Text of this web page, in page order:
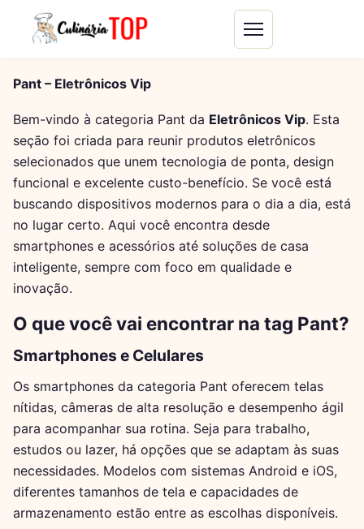
Pant – Eletrônicos Vip
Bem-vindo à categoria Pant da Eletrônicos Vip. Esta
seção foi criada para reunir produtos eletrônicos
selecionados que unem tecnologia de ponta, design
funcional e excelente custo-benefício. Se você está
buscando dispositivos modernos para o dia a dia, está
no lugar certo. Aqui você encontra desde
smartphones e acessórios até soluções de casa
inteligente, sempre com foco em qualidade e
inovação.
O que você vai encontrar na tag Pant?
Smartphones e Celulares
Os smartphones da categoria Pant oferecem telas
nítidas, câmeras de alta resolução e desempenho ágil
para acompanhar sua rotina. Seja para trabalho,
estudos ou lazer, há opções que se adaptam às suas
necessidades. Modelos com sistemas Android e iOS,
diferentes tamanhos de tela e capacidades de
armazenamento estão entre as escolhas disponíveis.